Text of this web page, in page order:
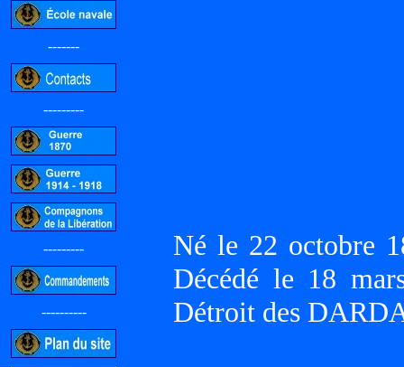
-------
---------
---------
----------
Né le 22 octobre
Décédé le 18
Détroit des